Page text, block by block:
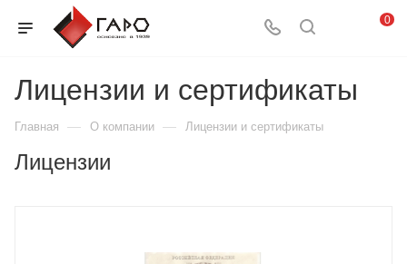
0
Лицензии и сертификаты
Главная — О компании — Лицензии и сертификаты
Лицензии